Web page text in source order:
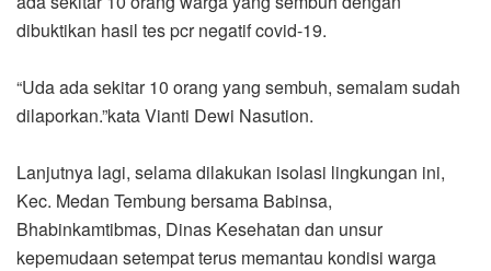
dibuktikan hasil tes pcr negatif covid-19.
“Uda ada sekitar 10 orang yang sembuh, semalam sudah
dilaporkan.”kata Vianti Dewi Nasution.
Lanjutnya lagi, selama dilakukan isolasi lingkungan ini,
Kec. Medan Tembung bersama Babinsa,
Bhabinkamtibmas, Dinas Kesehatan dan unsur
kepemudaan setempat terus memantau kondisi warga